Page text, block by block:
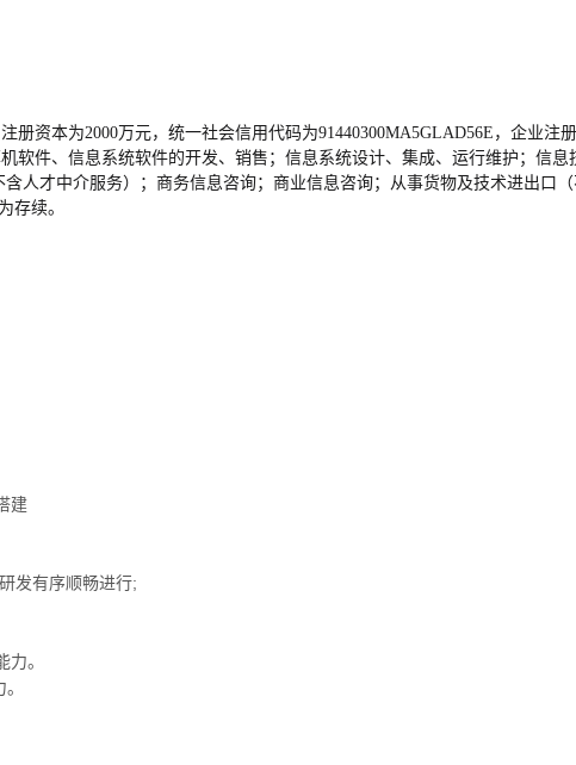
册资本为2000万元，统一社会信用代码为91440300MA5GLAD56E，企业
软件、信息系统软件的开发、销售；信息系统设计、集成、运行维护；信
人才中介服务）；商务信息咨询；商业信息咨询；从事货物及技术进出口
存续。
建
发有序顺畅进行;
。